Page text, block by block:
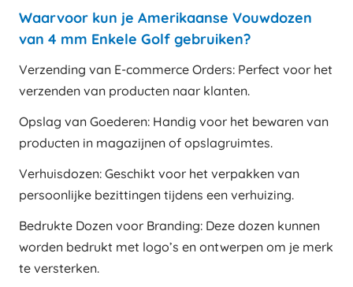
Waarvoor kun je Amerikaanse Vouwdozen
van 4 mm Enkele Golf gebruiken?
Verzending van E-commerce Orders: Perfect voor het
verzenden van producten naar klanten.
Opslag van Goederen: Handig voor het bewaren van
producten in magazijnen of opslagruimtes.
Verhuisdozen: Geschikt voor het verpakken van
persoonlijke bezittingen tijdens een verhuizing.
Bedrukte Dozen voor Branding: Deze dozen kunnen
worden bedrukt met logo’s en ontwerpen om je merk
te versterken.